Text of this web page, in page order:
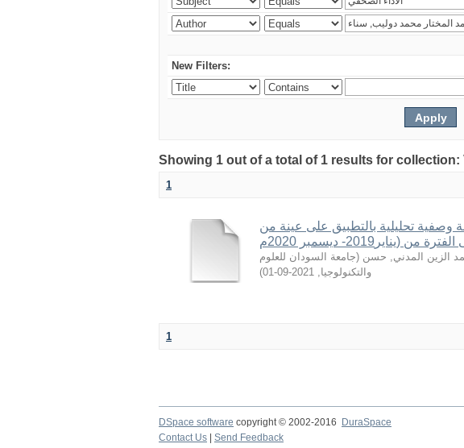
New Filters:
Showing 1 out of a total of 1 results for collection:
1
وصفية تحليلية بالتطبيق على عينة من
ديسمبر 2020م
الزين المدني, حسن (جامعة السودان للعلوم
والتكنولوجيا,
2021-09-01
)
1
DSpace software copyright © 2002-2016 DuraSpace
Contact Us
Send Feedback